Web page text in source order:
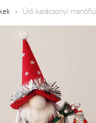
Ülő karácsonyi manófiú